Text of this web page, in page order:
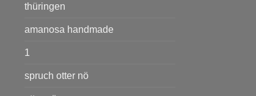
thüringen
amanosa handmade
1
spruch otter nö